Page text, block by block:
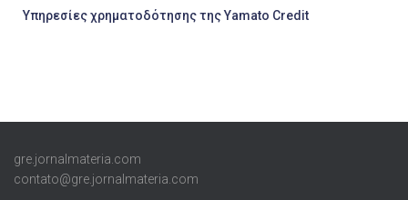
Υπηρεσίες χρηματοδότησης της Yamato Credit
gre.jornalmateria.com
contato@gre.jornalmateria.com